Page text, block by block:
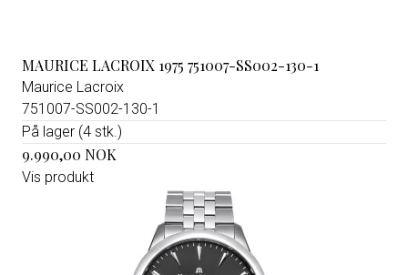
MAURICE LACROIX 1975 751007-SS002-130-1
Maurice Lacroix
751007-SS002-130-1
På lager (4 stk.)
9.990,00 NOK
Vis produkt